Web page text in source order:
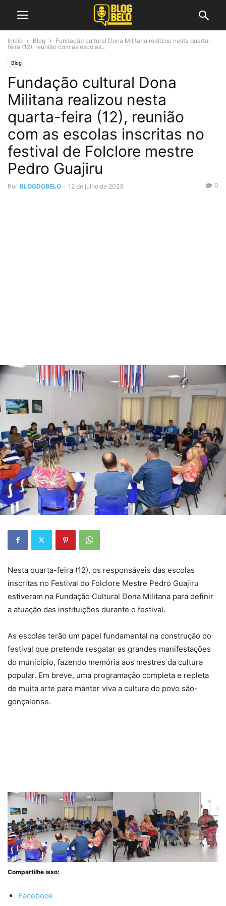
Início Blog
Fundação cultural Dona Militana realizou nesta quarta-
feira (12), reunião com as escolas...
Blog
Fundação cultural Dona
Militana realizou nesta
quarta-feira (12), reunião
com as escolas inscritas no
festival de Folclore mestre
Pedro Guajiru
Por BLOGDOBELO - 12 de julho de 2023 0
Nesta quarta-feira (12), os responsáveis das escolas
inscritas no Festival do Folclore Mestre Pedro Guajiru
estiveram na Fundação Cultural Dona Militana para definir
a atuação das instituições durante o festival.
As escolas terão um papel fundamental na construção do
festival que pretende resgatar as grandes manifestações
do município, fazendo memória aos mestres da cultura
popular. Em breve, uma programação completa e repleta
de muita arte para manter viva a cultura do povo são-
gonçalense.
Compartilhe isso:
Facebook